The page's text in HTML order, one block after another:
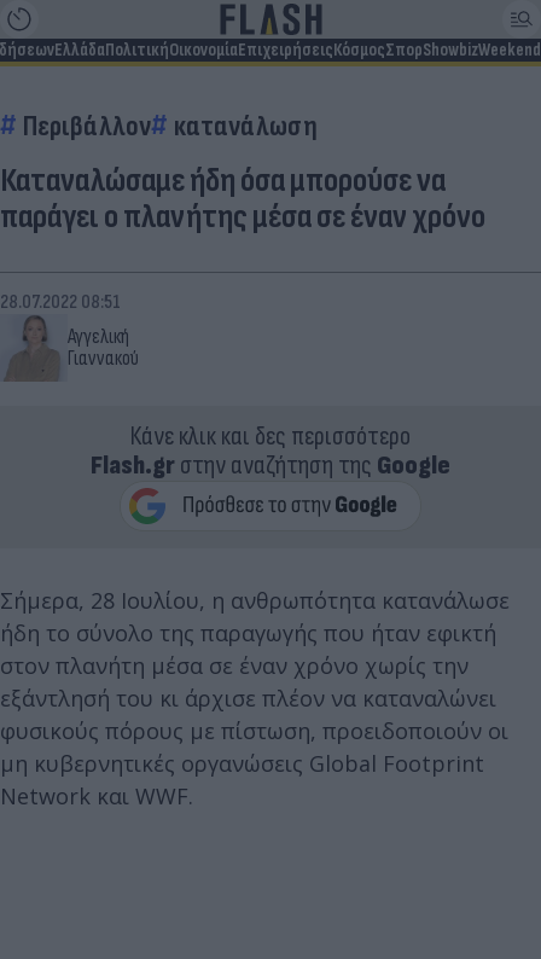
ΕλλάδαΠολιτικήΟικονομίαΕπιχειρήσειςΚόσμοςΣπορShowbizWeekend
Περιβάλλον κατανάλωση
Καταναλώσαμε ήδη όσα μπορούσε να
παράγει ο πλανήτης μέσα σε έναν χρόνο
Αγγελική
Γιαννακού
28.07.2022 08:51
Κάνε κλικ και δες περισσότερο
Flash.grστην αναζήτηση της Google
Σήμερα, 28 Ιουλίου, η ανθρωπότητα κατανάλωσε
ήδη το σύνολο της παραγωγής που ήταν εφικτή
στον πλανήτη μέσα σε έναν χρόνο χωρίς την
εξάντλησή του κι άρχισε πλέον να καταναλώνει
φυσικούς πόρους με πίστωση, προειδοποιούν οι
μη κυβερνητικές οργανώσεις Global Footprint
Network και WWF.